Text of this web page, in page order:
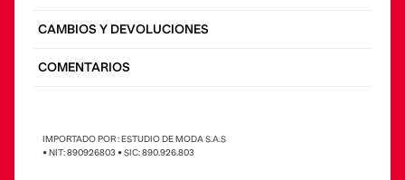
CAMBIOS Y DEVOLUCIONES
COMENTARIOS
IMPORTADO POR : ESTUDIO DE MODA S.A.S
• NIT: 890926803 • SIC: 890.926.803